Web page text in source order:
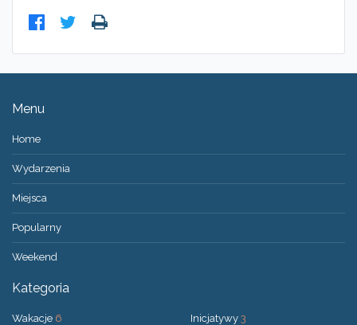
Menu
Home
Wydarzenia
Miejsca
Popularny
Weekend
Kategoria
Wakacje 6 Inicjatywy 3